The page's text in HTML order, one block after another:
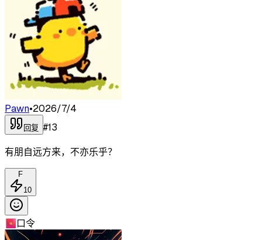
Pawn•2026/7/4
回复 #13
有朋自远方来，不亦乐乎？
F
10
🧧口令